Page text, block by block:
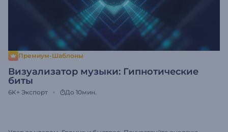
Премиум-Шаблоны
Визуализатор музыки: Гипнотические
биты
6K+ Экспорт До 10мин.